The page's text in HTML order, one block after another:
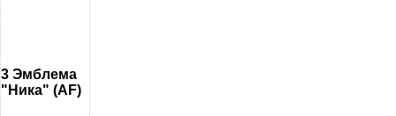
3 Эмблема
"Ника" (AF)